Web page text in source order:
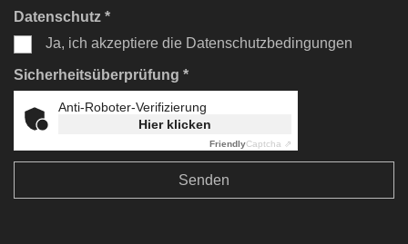
Datenschutz *
Ja, ich akzeptiere die Datenschutzbedingungen
Sicherheitsüberprüfung *
Anti-Roboter-Verifizierung
Hier klicken
FriendlyCaptcha ⇗